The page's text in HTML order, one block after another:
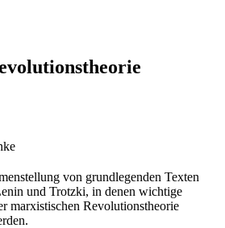
von grundlegenden Texten
und Trotzki, in denen wichtige
marxistischen Revolutionstheorie